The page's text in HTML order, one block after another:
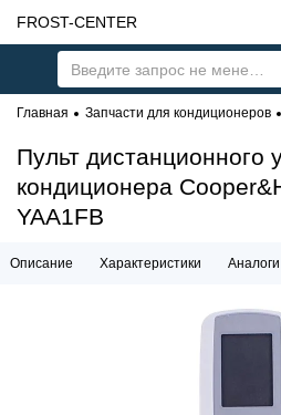
FROST-CENTER
Главная Запчасти для кондиционеров
Пульт дистанционного
кондиционера
YAA1FB
Описание Характеристики